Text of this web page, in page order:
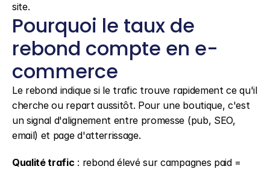
site.
Pourquoi le taux de
rebond compte en e-
commerce
Le rebond indique si le trafic trouve rapidement ce qu'il
cherche ou repart aussitôt. Pour une boutique, c'est
un signal d'alignement entre promesse (pub, SEO,
email) et page d'atterrissage.
Qualité trafic : rebond élevé sur campagnes paid =